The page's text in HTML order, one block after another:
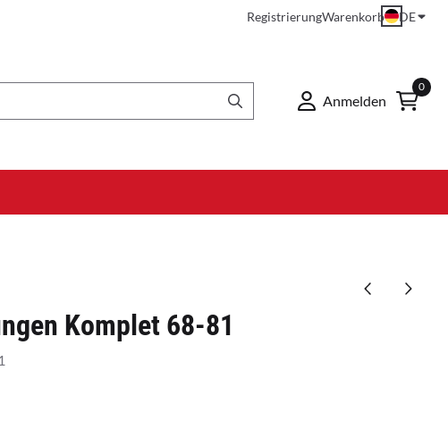
RegistrierungWarenkorb DE
Anmelden
0
Komplet 68-81